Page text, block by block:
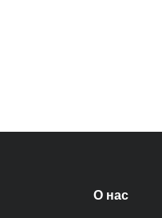
О нас